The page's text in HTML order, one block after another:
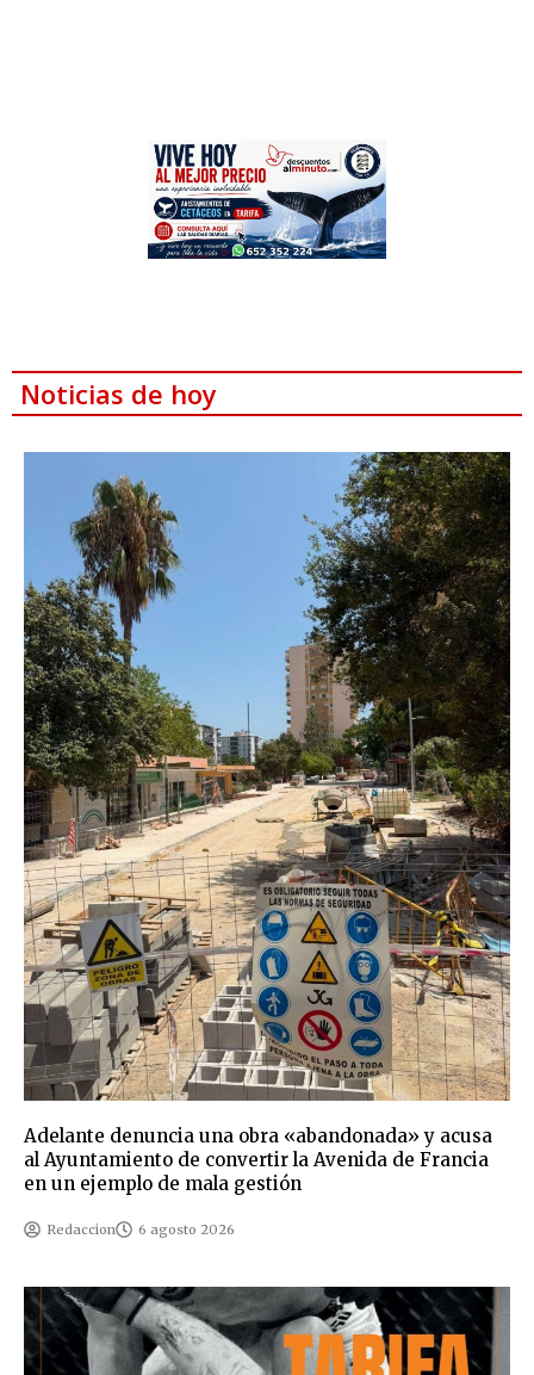
Noticias de hoy
Adelante denuncia una obra «abandonada» y acusa
al Ayuntamiento de convertir la Avenida de Francia
en un ejemplo de mala gestión
Redaccion 6 agosto 2026